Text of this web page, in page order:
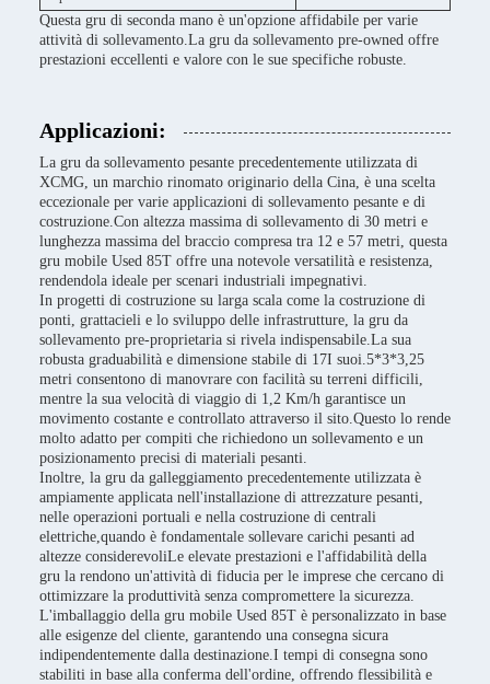
Questa gru di seconda mano è un'opzione affidabile per varie
attività di sollevamento.La gru da sollevamento pre-owned offre
prestazioni eccellenti e valore con le sue specifiche robuste.
Applicazioni:
La gru da sollevamento pesante precedentemente utilizzata di
XCMG, un marchio rinomato originario della Cina, è una scelta
eccezionale per varie applicazioni di sollevamento pesante e di
costruzione.Con altezza massima di sollevamento di 30 metri e
lunghezza massima del braccio compresa tra 12 e 57 metri, questa
gru mobile Used 85T offre una notevole versatilità e resistenza,
rendendola ideale per scenari industriali impegnativi.
In progetti di costruzione su larga scala come la costruzione di
ponti, grattacieli e lo sviluppo delle infrastrutture, la gru da
sollevamento pre-proprietaria si rivela indispensabile.La sua
robusta graduabilità e dimensione stabile di 17I suoi.5*3*3,25
metri consentono di manovrare con facilità su terreni difficili,
mentre la sua velocità di viaggio di 1,2 Km/h garantisce un
movimento costante e controllato attraverso il sito.Questo lo rende
molto adatto per compiti che richiedono un sollevamento e un
posizionamento precisi di materiali pesanti.
Inoltre, la gru da galleggiamento precedentemente utilizzata è
ampiamente applicata nell'installazione di attrezzature pesanti,
nelle operazioni portuali e nella costruzione di centrali
elettriche,quando è fondamentale sollevare carichi pesanti ad
altezze considerevoliLe elevate prestazioni e l'affidabilità della
gru la rendono un'attività di fiducia per le imprese che cercano di
ottimizzare la produttività senza compromettere la sicurezza.
L'imballaggio della gru mobile Used 85T è personalizzato in base
alle esigenze del cliente, garantendo una consegna sicura
indipendentemente dalla destinazione.I tempi di consegna sono
stabiliti in base alla conferma dell'ordine, offrendo flessibilità e